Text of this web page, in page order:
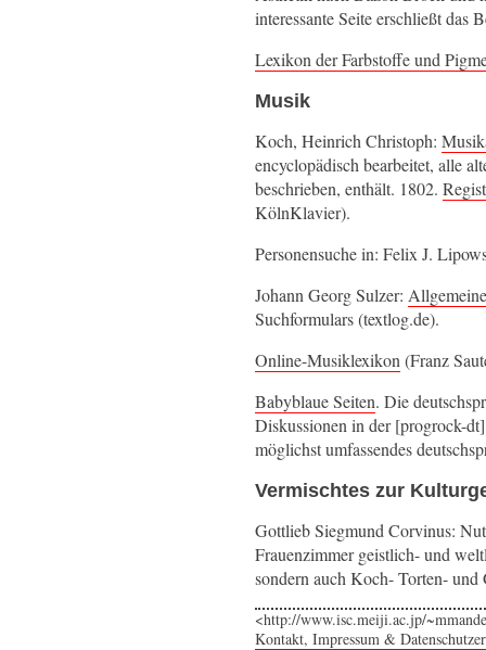
interessante Seite erschließt das
Lexikon der Farbstoffe und
Musik
Koch, Heinrich Christoph:
encyclopädisch bearbeitet, alle
beschrieben, enthält. 1802.
KölnKlavier).
Personensuche in: Felix J.
Johann Georg Sulzer:
Suchformulars (textlog.de).
Online-Musiklexikon (Franz
Babyblaue Seiten. Die
Diskussionen in der [progrock-
möglichst umfassendes
Vermischtes zur
Gottlieb Siegmund Corvinus:
Frauenzimmer geistlich- und
sondern auch Koch- Torten-
<http://www.isc.meiji.ac.jp/
Kontakt, Impressum &